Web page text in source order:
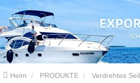
Heim PRODUKTE Verdrehtes Seil